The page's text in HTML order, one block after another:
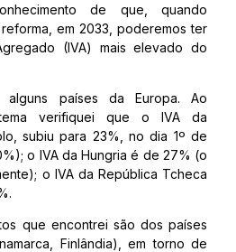
de que, quando
em 2033, poderemos ter
(IVA) mais elevado do
alguns países da Europa. Ao
verifiquei que o IVA da
subiu para 23%, no dia 1º de
o IVA da Hungria é de 27% (o
o IVA da República Tcheca
que encontrei são dos países
Finlândia), em torno de